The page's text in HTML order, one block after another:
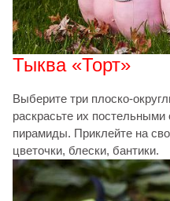
Тыква «Торт»
Выберите три плоско-
раскрасьте их
пирамиды. Приклейте на
цветочки, блески, бантики.